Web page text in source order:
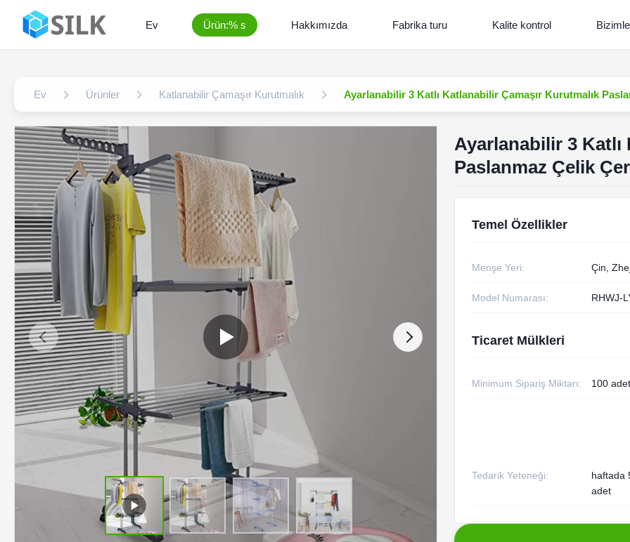
Ev Ürün:% s Hakkımızda Fabrika turu Kalite kontrol
Ev Ürünler Katlanabilir Çamaşır Kurutmalık Ayarlanabilir 3 Katlı Katlanabilir Çamaşır Kurutmalık
Ayarlanabilir 3 Katlı
Paslanmaz Çelik
Temel Özellikler
Menşe Yeri: Çin,
Model Numarası: RHWJ-
Ticaret Mülkleri
Minimum Sipariş Miktarı: 100 adet
Tedarik Yeteneği:
haftada
adet